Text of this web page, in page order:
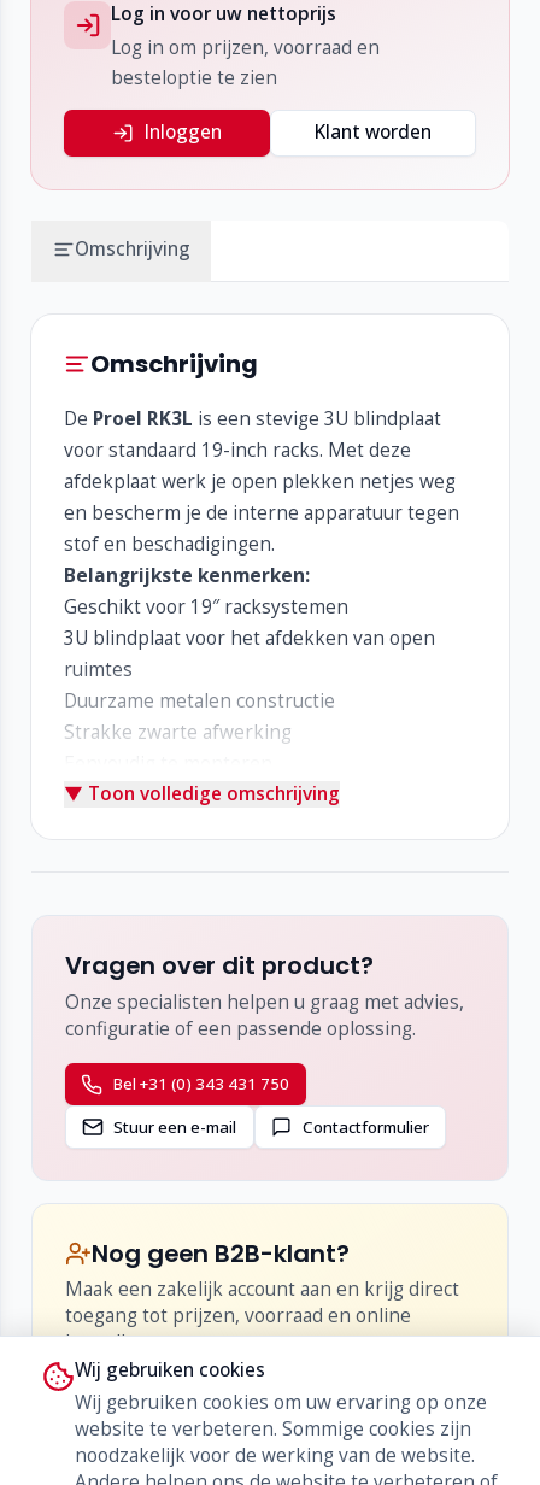
Log in voor uw nettoprijs
Log in om prijzen, voorraad en
besteloptie te zien
Inloggen Klant worden
Omschrijving
Omschrijving
De Proel RK3L is een stevige 3U blindplaat
voor standaard 19-inch racks. Met deze
afdekplaat werk je open plekken netjes weg
en bescherm je de interne apparatuur tegen
stof en beschadigingen.
Belangrijkste kenmerken:
Geschikt voor 19″ racksystemen
3U blindplaat voor het afdekken van open
ruimtes
Duurzame metalen constructie
Strakke zwarte afwerking
▼ Toon volledige omschrijving
Vragen over dit product?
Onze specialisten helpen u graag met advies,
configuratie of een passende oplossing.
Bel +31 (0) 343 431 750
Stuur een e-mail
Contactformulier
Nog geen B2B-klant?
Maak een zakelijk account aan en krijg direct
toegang tot prijzen, voorraad en online
bestellen.
•Inzicht in netto-prijzen en kortingen
Live voorraad en levertijden
Bestellen, herbestellen en orderhistorie
Wij gebruiken cookies
Wij gebruiken cookies om uw ervaring op onze
website te verbeteren. Sommige cookies zijn
noodzakelijk voor de werking van de website.